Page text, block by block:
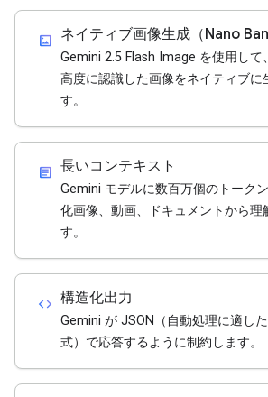
imagesmode ネイティブ画像生成（Nano
Gemini 2.5 Flash Image を使用して
高度に認識した画像をネイティブに
す。
article 長いコンテキスト
Gemini モデルに数百万個のトーク
化画像、動画、ドキュメントから理
す。
code 構造化出力
Gemini が JSON（自動処理に適し
式）で応答するように制約します。